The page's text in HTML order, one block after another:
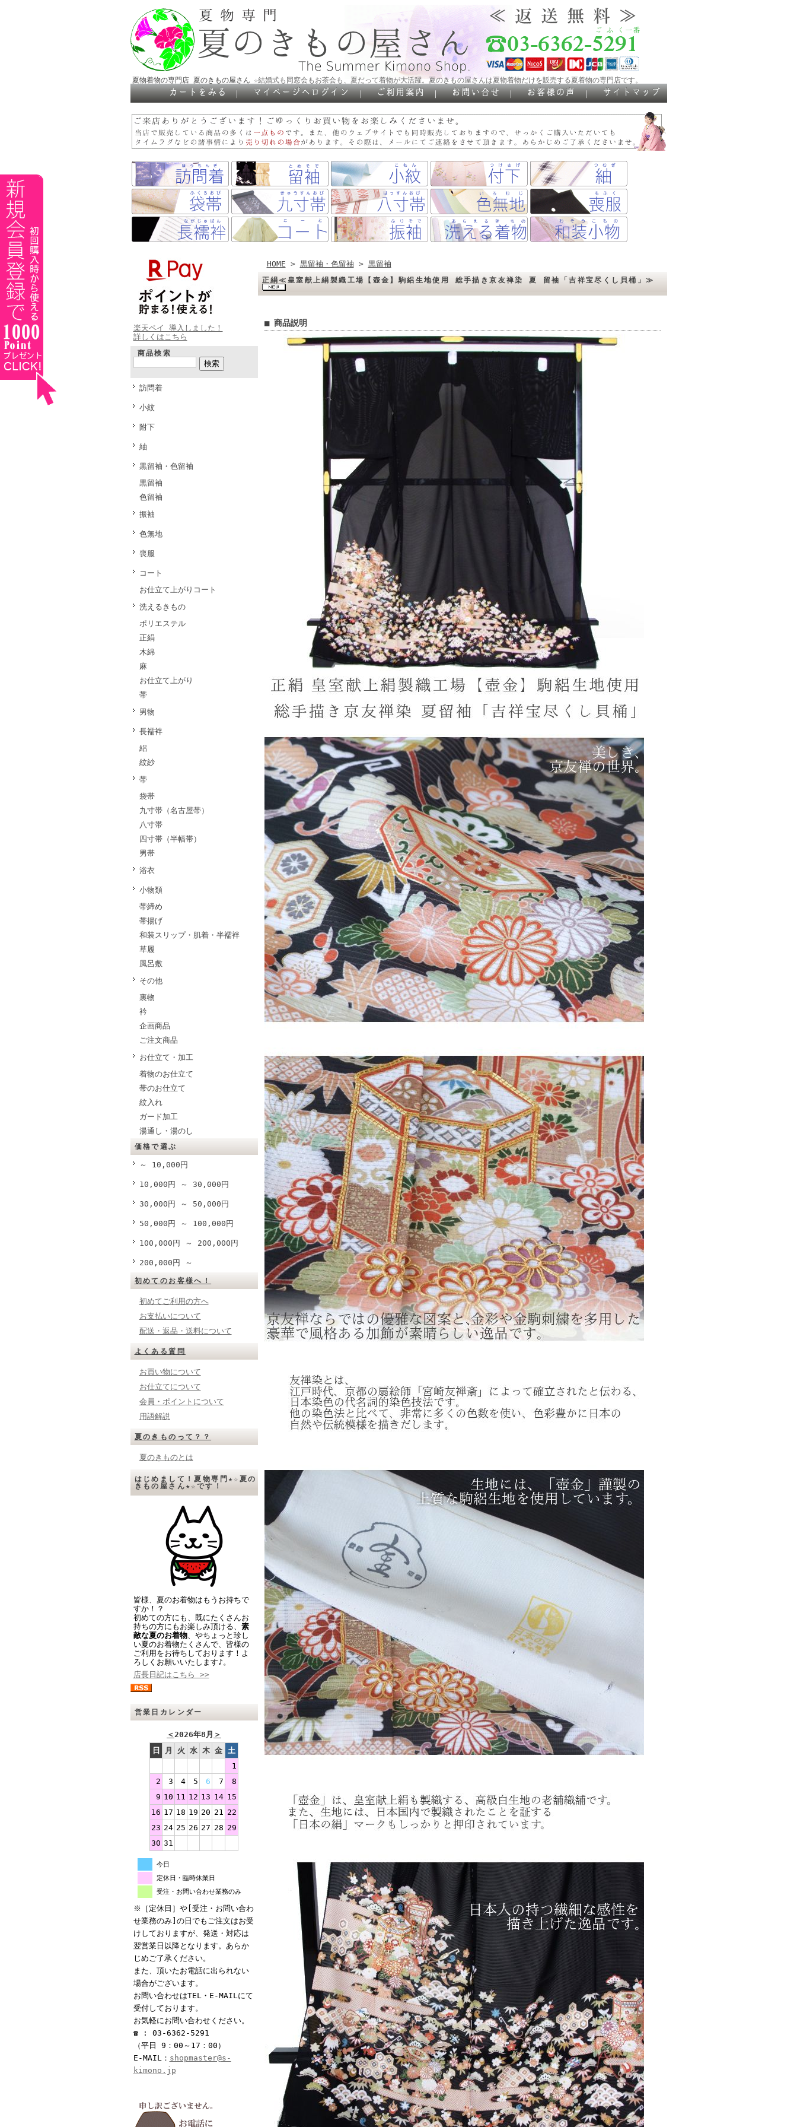
夏物着物の専門店 夏のきもの屋さん ☆結婚式も同窓会もお茶会も、夏だって着物が大活躍。夏のきもの屋さんは夏物着物だけを販売する夏着物の専門店です。
｜ ｜ ｜ ｜ ｜
楽天ペイ 導入しました！
詳しくはこちら
商品検索
訪問着
小紋
附下
紬
黒留袖・色留袖
黒留袖
色留袖
振袖
色無地
喪服
コート
お仕立て上がりコート
洗えるきもの
ポリエステル
正絹
木綿
麻
お仕立て上がり
帯
男物
長襦袢
絽
紋紗
帯
袋帯
九寸帯（名古屋帯）
八寸帯
四寸帯（半幅帯）
男帯
浴衣
小物類
帯締め
帯揚げ
和装スリップ・肌着・半襦袢
草履
風呂敷
その他
裏物
衿
企画商品
ご注文商品
お仕立て・加工
着物のお仕立て
帯のお仕立て
紋入れ
ガード加工
湯通し・湯のし
価格で選ぶ
～ 10,000円
10,000円 ～ 30,000円
30,000円 ～ 50,000円
50,000円 ～ 100,000円
100,000円 ～ 200,000円
200,000円 ～
初めてのお客様へ！
初めてご利用の方へ
お支払いについて
配送・返品・送料について
よくある質問
お買い物について
お仕立てについて
会員・ポイントについて
用語解説
夏のきものって？？
夏のきものとは
はじめまして！夏物専門★☆夏の
きもの屋さん★☆です！
皆様、夏のお着物はもうお持ちで
すか！？
初めての方にも、既にたくさんお
持ちの方にもお楽しみ頂ける、 素
敵な夏のお着物、やちょっと珍し
い夏のお着物たくさんで、皆様の
ご利用をお待ちしております！よ
ろしくお願いいたします♪。
店長日記はこちら >>
営業日カレンダー
＜2026年8月 ＞
日
月 火 水 木 金 土
1
2
3 4 5 6 7
8
9 10 11 12 13 14 15
16 17 18 19 20 21 22
23 24 25 26 27 28 29
30 31
今日
定休日・臨時休業日
受注・お問い合わせ業務のみ
※［定休日］や[受注・お問い合わ
せ業務のみ]の日でもご注文はお受
けしておりますが、発送・対応は
翌営業日以降となります。あらか
じめご了承ください。
また、頂いたお電話に出られない
場合がございます。
お問い合わせはTEL・E-MAILにて
受付しております。
お気軽にお問い合わせください。
☎ : 03-6362-5291
（平日 9：00～17：00）
E-MAIL： shopmaster@s-
kimono.jp
HOME > 黒留袖・色留袖 > 黒留袖
正絹≪皇室献上絹製織工場【壺金】駒絽生地使用 総手描き京友禅染 夏 留袖「吉祥宝尽くし貝桶」≫
■ 商品説明